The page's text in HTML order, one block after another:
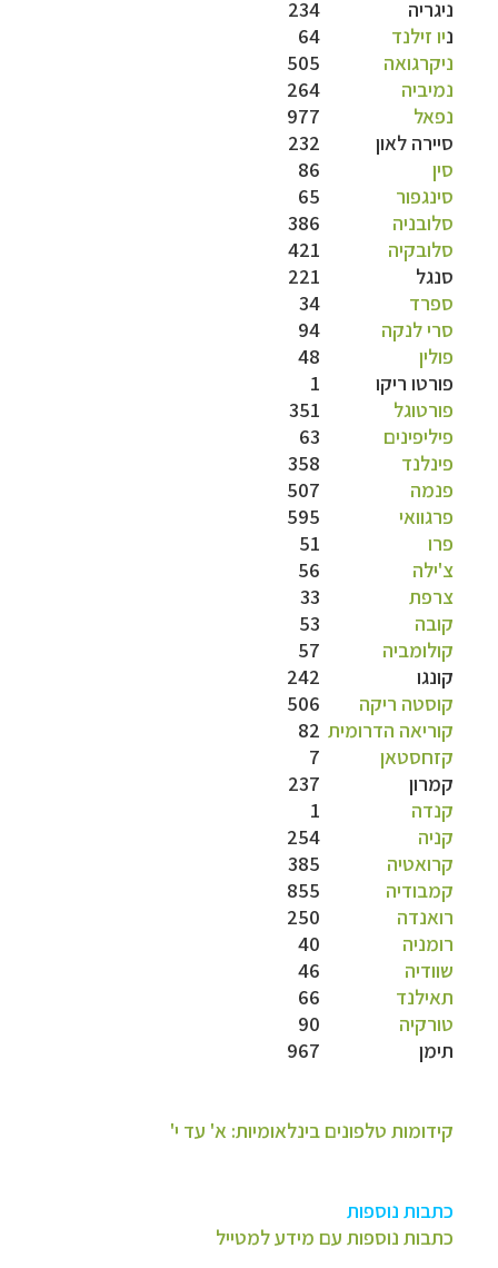
ניגריה
234
ניו זילנד
64
ניקרגואה
505
נמיביה
264
נפאל
977
סיירה לאון
232
סין
86
סינגפור
65
סלובניה
386
סלובקיה
421
סנגל
221
ספרד
34
סרי לנקה
94
פולין
48
פורטו ריקו
1
פורטוגל
351
פיליפינים
63
פינלנד
358
פנמה
507
פרגוואי
595
פרו
51
צ'ילה
56
צרפת
33
קובה
53
קולומביה
57
קונגו
242
קוסטה ריקה
506
קוריאה הדרומית 82
קזחסטאן
7
קמרון
237
קנדה
1
קניה
254
קרואטיה
385
קמבודיה
855
רואנדה
250
רומניה
40
שוודיה
46
תאילנד
66
טורקיה
90
תימן
967
קידומות טלפונים בינלאומיות: א' עד י'
כתבות נוספות
כתבות נוספות עם מידע למטייל